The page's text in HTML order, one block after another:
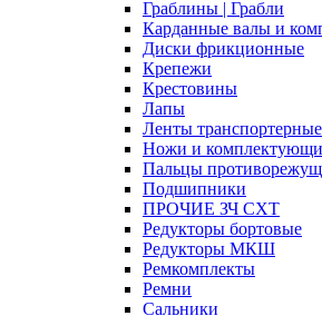
Граблины | Грабли
Карданные валы и
Диски фрикционные
Крепежи
Крестовины
Лапы
Ленты транспортерные
Ножи и
Пальцы
Подшипники
ПРОЧИЕ ЗЧ СХТ
Редукторы бортовые
Редукторы МКШ
Ремкомплекты
Ремни
Сальники